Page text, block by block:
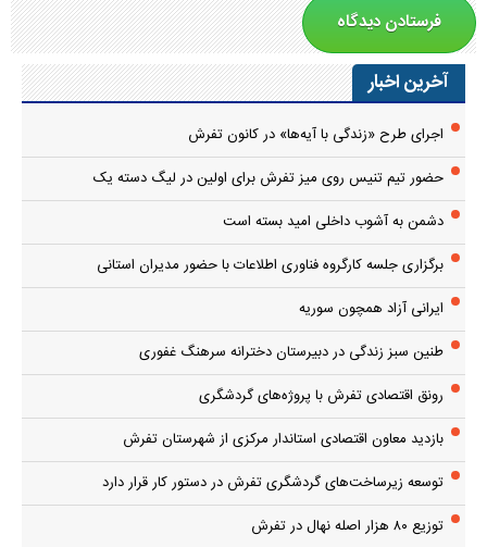
آخرین اخبار
اجرای طرح «زندگی با آیه‌ها» در کانون تفرش
حضور تیم تنیس روی میز تفرش برای اولین در لیگ دسته یک
دشمن به آشوب داخلی امید بسته است
برگزاری جلسه کارگروه فناوری اطلاعات با حضور مدیران استانی
ایرانی آزاد همچون سوریه
طنین سبز زندگی در دبیرستان دخترانه سرهنگ غفوری
رونق اقتصادی تفرش با پروژه‌های گردشگری
بازدید معاون اقتصادی استاندار مرکزی از شهرستان تفرش
توسعه زیرساخت‌های گردشگری تفرش در دستور کار قرار دارد
توزیع ۸۰ هزار اصله نهال در تفرش